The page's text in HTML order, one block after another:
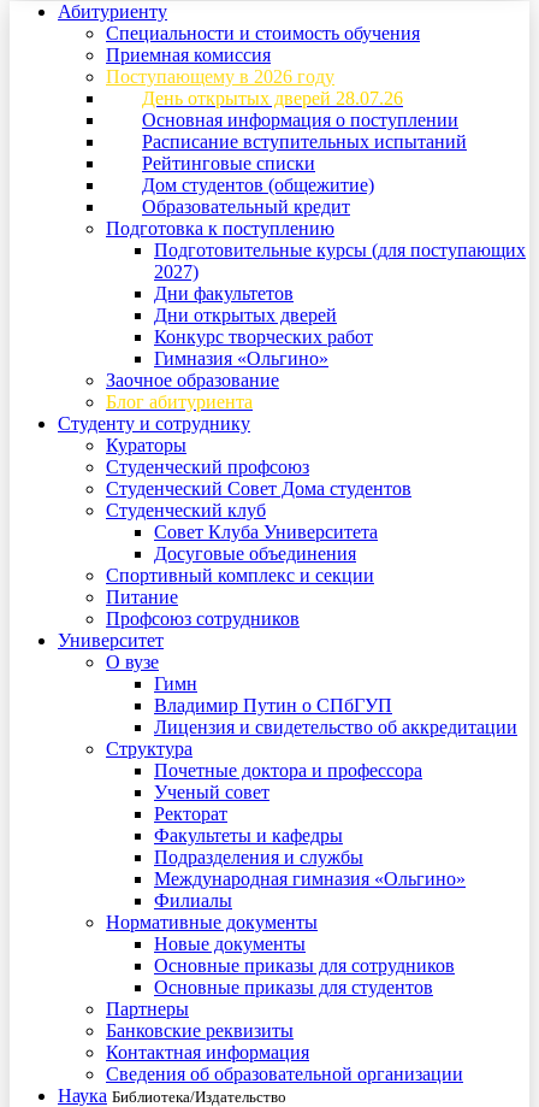
Абитуриенту
Специальности и стоимость обучения
Приемная комиссия
Поступающему в 2026 году
День открытых дверей 28.07.26
Основная информация о поступлении
Расписание вступительных испытаний
Рейтинговые списки
Дом студентов (общежитие)
Образовательный кредит
Подготовка к поступлению
Подготовительные курсы (для поступающих
2027)
Дни факультетов
Дни открытых дверей
Конкурс творческих работ
Гимназия «Ольгино»
Заочное образование
Блог абитуриента
Студенту и сотруднику
Кураторы
Студенческий профсоюз
Студенческий Совет Дома студентов
Студенческий клуб
Совет Клуба Университета
Досуговые объединения
Спортивный комплекс и секции
Питание
Профсоюз сотрудников
Университет
О вузе
Гимн
Владимир Путин о СПбГУП
Лицензия и свидетельство об аккредитации
Структура
Почетные доктора и профессора
Ученый совет
Ректорат
Факультеты и кафедры
Подразделения и службы
Международная гимназия «Ольгино»
Филиалы
Нормативные документы
Новые документы
Основные приказы для сотрудников
Основные приказы для студентов
Партнеры
Банковские реквизиты
Контактная информация
Сведения об образовательной организации
Наука Библиотека/Издательство